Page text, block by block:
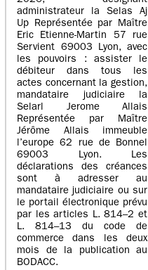
administrateur la Selas Aj
Up Représentée par Maître
Eric Etienne-Martin 57 rue
Servient 69003 Lyon, avec
les pouvoirs : assister le
débiteur dans tous les
actes concernant la gestion,
mandataire judiciaire la
Selarl Jerome Allais
Représentée par Maître
Jérôme Allais immeuble
l’europe 62 rue de Bonnel
69003 Lyon. Les
déclarations des créances
sont à adresser au
mandataire judiciaire ou sur
le portail électronique prévu
par les articles L. 814–2 et
L. 814–13 du code de
commerce dans les deux
mois de la publication au
BODACC.